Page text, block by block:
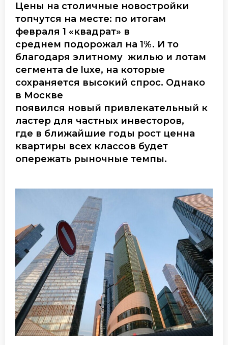
Цены на столичные новостройки
топчутся на месте: по итогам
февраля 1 «квадрат» в
среднем подорожал на 1%. И то
благодаря элитному жилью и лотам
сегмента de luxe, на которые
сохраняется высокий спрос. Однако
в Москве
появился новый привлекательный к
ластер для частных инвесторов,
где в ближайшие годы рост ценна
квартиры всех классов будет
опережать рыночные темпы.